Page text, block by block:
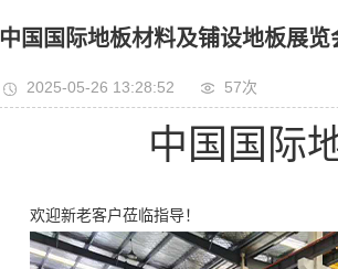
中国国际地板材料及铺设地板展览
2025-05-26 13:28:52 57次
中国国际
欢迎新老客户莅临指导！